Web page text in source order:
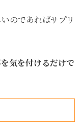
のであればサプリ
気を付けるだけで